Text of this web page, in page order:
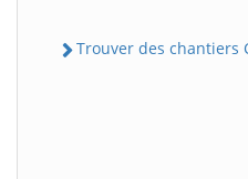
Trouver des chantiers